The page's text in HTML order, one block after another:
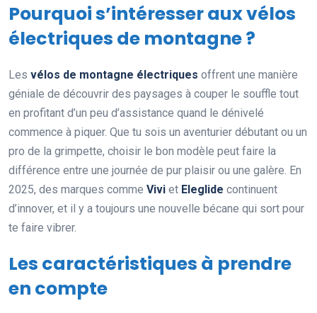
Pourquoi s’intéresser aux vélos
électriques de montagne ?
Les vélos de montagne électriques offrent une manière
géniale de découvrir des paysages à couper le souffle tout
en profitant d’un peu d’assistance quand le dénivelé
commence à piquer. Que tu sois un aventurier débutant ou un
pro de la grimpette, choisir le bon modèle peut faire la
différence entre une journée de pur plaisir ou une galère. En
2025, des marques comme Vivi et Eleglide continuent
d’innover, et il y a toujours une nouvelle bécane qui sort pour
te faire vibrer.
Les caractéristiques à prendre
en compte